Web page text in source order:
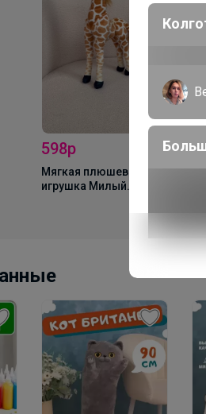
598р
Мягкая плюшевая
игрушка Милый